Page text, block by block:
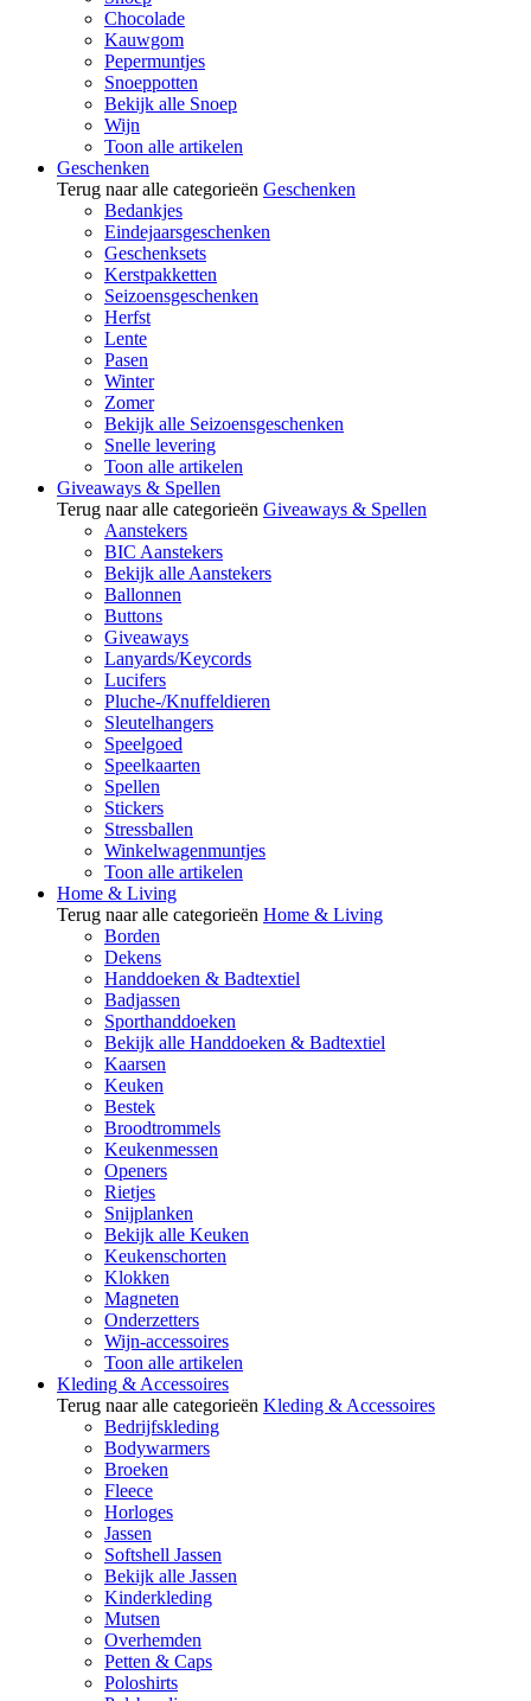
Chocolade
Kauwgom
Pepermuntjes
Snoeppotten
Bekijk alle Snoep
Wijn
Toon alle artikelen
Geschenken
Terug naar alle categorieën Geschenken
Bedankjes
Eindejaarsgeschenken
Geschenksets
Kerstpakketten
Seizoensgeschenken
Herfst
Lente
Pasen
Winter
Zomer
Bekijk alle Seizoensgeschenken
Snelle levering
Toon alle artikelen
Giveaways & Spellen
Terug naar alle categorieën Giveaways & Spellen
Aanstekers
BIC Aanstekers
Bekijk alle Aanstekers
Ballonnen
Buttons
Giveaways
Lanyards/Keycords
Lucifers
Pluche-/Knuffeldieren
Sleutelhangers
Speelgoed
Speelkaarten
Spellen
Stickers
Stressballen
Winkelwagenmuntjes
Toon alle artikelen
Home & Living
Terug naar alle categorieën Home & Living
Borden
Dekens
Handdoeken & Badtextiel
Badjassen
Sporthanddoeken
Bekijk alle Handdoeken & Badtextiel
Kaarsen
Keuken
Bestek
Broodtrommels
Keukenmessen
Openers
Rietjes
Snijplanken
Bekijk alle Keuken
Keukenschorten
Klokken
Magneten
Onderzetters
Wijn-accessoires
Toon alle artikelen
Kleding & Accessoires
Terug naar alle categorieën Kleding & Accessoires
Bedrijfskleding
Bodywarmers
Broeken
Fleece
Horloges
Jassen
Softshell Jassen
Bekijk alle Jassen
Kinderkleding
Mutsen
Overhemden
Petten & Caps
Poloshirts